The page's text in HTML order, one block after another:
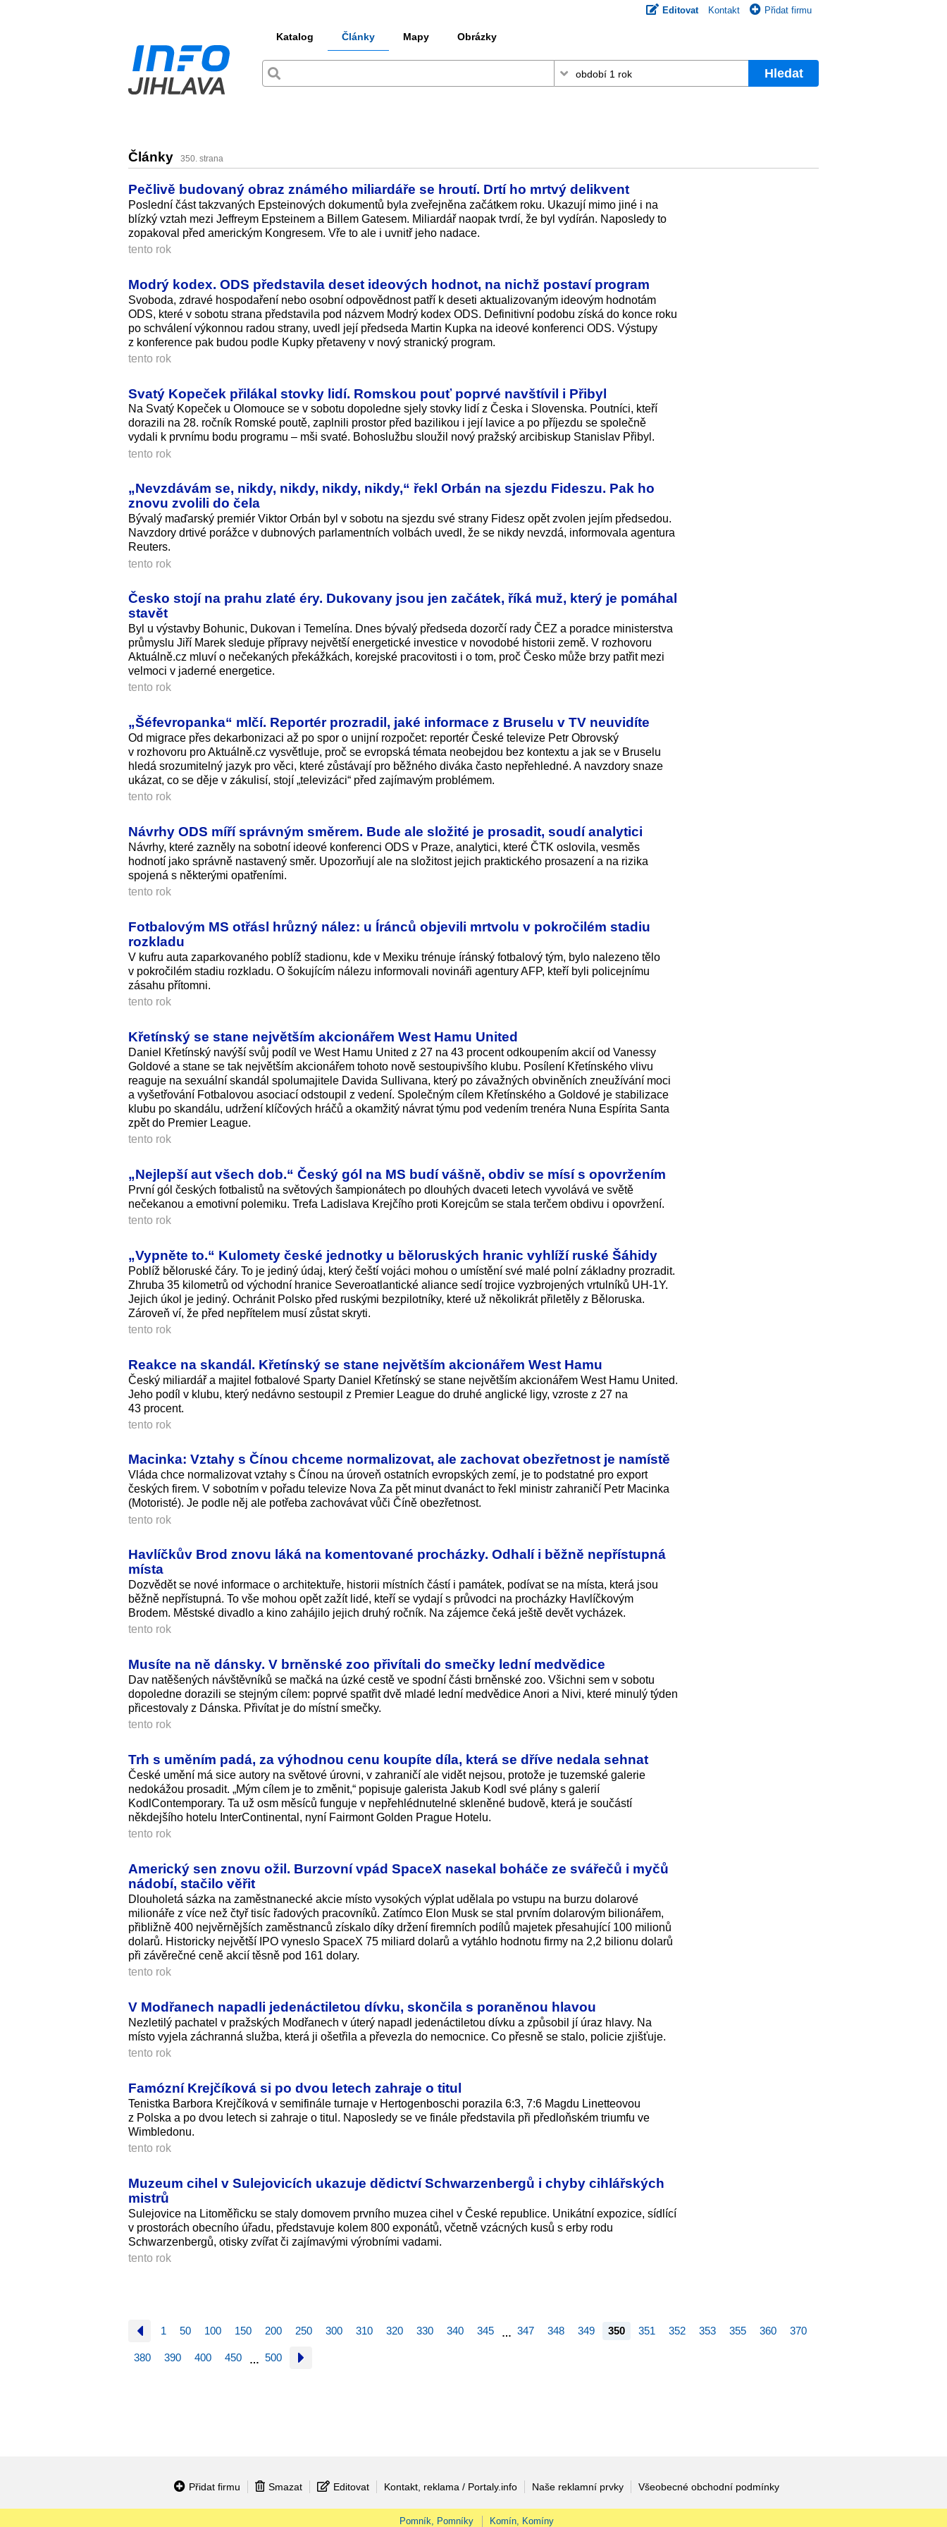
Editovat Kontakt Přidat firmu
Katalog Články Mapy Obrázky
Hledat
Články 350. strana
Pečlivě budovaný obraz známého miliardáře se hroutí. Drtí ho mrtvý delikvent
Poslední část takzvaných Epsteinových dokumentů byla zveřejněna začátkem roku. Ukazují mimo jiné i na
blízký vztah mezi Jeffreym Epsteinem a Billem Gatesem. Miliardář naopak tvrdí, že byl vydírán. Naposledy to
zopakoval před americkým Kongresem. Vře to ale i uvnitř jeho nadace.
tento rok
Modrý kodex. ODS představila deset ideových hodnot, na nichž postaví program
Svoboda, zdravé hospodaření nebo osobní odpovědnost patří k deseti aktualizovaným ideovým hodnotám
ODS, které v sobotu strana představila pod názvem Modrý kodex ODS. Definitivní podobu získá do konce roku
po schválení výkonnou radou strany, uvedl její předseda Martin Kupka na ideové konferenci ODS. Výstupy
z konference pak budou podle Kupky přetaveny v nový stranický program.
tento rok
Svatý Kopeček přilákal stovky lidí. Romskou pouť poprvé navštívil i Přibyl
Na Svatý Kopeček u Olomouce se v sobotu dopoledne sjely stovky lidí z Česka i Slovenska. Poutníci, kteří
dorazili na 28. ročník Romské poutě, zaplnili prostor před bazilikou i její lavice a po příjezdu se společně
vydali k prvnímu bodu programu – mši svaté. Bohoslužbu sloužil nový pražský arcibiskup Stanislav Přibyl.
tento rok
„Nevzdávám se, nikdy, nikdy, nikdy, nikdy,“ řekl Orbán na sjezdu Fideszu. Pak ho
znovu zvolili do čela
Bývalý maďarský premiér Viktor Orbán byl v sobotu na sjezdu své strany Fidesz opět zvolen jejím předsedou.
Navzdory drtivé porážce v dubnových parlamentních volbách uvedl, že se nikdy nevzdá, informovala agentura
Reuters.
tento rok
Česko stojí na prahu zlaté éry. Dukovany jsou jen začátek, říká muž, který je pomáhal
stavět
Byl u výstavby Bohunic, Dukovan i Temelína. Dnes bývalý předseda dozorčí rady ČEZ a poradce ministerstva
průmyslu Jiří Marek sleduje přípravy největší energetické investice v novodobé historii země. V rozhovoru
Aktuálně.cz mluví o nečekaných překážkách, korejské pracovitosti i o tom, proč Česko může brzy patřit mezi
velmoci v jaderné energetice.
tento rok
„Šéfevropanka“ mlčí. Reportér prozradil, jaké informace z Bruselu v TV neuvidíte
Od migrace přes dekarbonizaci až po spor o unijní rozpočet: reportér České televize Petr Obrovský
v rozhovoru pro Aktuálně.cz vysvětluje, proč se evropská témata neobejdou bez kontextu a jak se v Bruselu
hledá srozumitelný jazyk pro věci, které zůstávají pro běžného diváka často nepřehledné. A navzdory snaze
ukázat, co se děje v zákulisí, stojí „televizáci“ před zajímavým problémem.
tento rok
Návrhy ODS míří správným směrem. Bude ale složité je prosadit, soudí analytici
Návrhy, které zazněly na sobotní ideové konferenci ODS v Praze, analytici, které ČTK oslovila, vesměs
hodnotí jako správně nastavený směr. Upozorňují ale na složitost jejich praktického prosazení a na rizika
spojená s některými opatřeními.
tento rok
Fotbalovým MS otřásl hrůzný nález: u Íránců objevili mrtvolu v pokročilém stadiu
rozkladu
V kufru auta zaparkovaného poblíž stadionu, kde v Mexiku trénuje íránský fotbalový tým, bylo nalezeno tělo
v pokročilém stadiu rozkladu. O šokujícím nálezu informovali novináři agentury AFP, kteří byli policejnímu
zásahu přítomni.
tento rok
Křetínský se stane největším akcionářem West Hamu United
Daniel Křetínský navýší svůj podíl ve West Hamu United z 27 na 43 procent odkoupením akcií od Vanessy
Goldové a stane se tak největším akcionářem tohoto nově sestoupivšího klu­bu. Posílení Křetínského vlivu
reaguje na sexuální skandál spolumajitele Davida Sullivana, který po závažných obviněních zneužívání moci
a vyšetřování Fotbalovou asociací odstoupil z vedení. Společným cílem Křetínského a Goldové je stabilizace
klubu po skandálu, udržení klíčových hráčů a okamžitý návrat týmu pod vedením trenéra Nuna Espírita Santa
zpět do Premier League.
tento rok
„Nejlepší aut všech dob.“ Český gól na MS budí vášně, obdiv se mísí s opovržením
První gól českých fotbalistů na světových šampionátech po dlouhých dvaceti letech vyvolává ve světě
nečekanou a emotivní polemiku. Trefa Ladislava Krejčího proti Korejcům se stala terčem obdivu i opovržení.
tento rok
„Vypněte to.“ Kulomety české jednotky u běloruských hranic vyhlíží ruské Šáhidy
Poblíž běloruské čáry. To je jediný údaj, který čeští vojáci mohou o umístění své malé polní základny prozradit.
Zhruba 35 kilometrů od východní hranice Severoatlantické aliance sedí trojice vyzbrojených vrtulníků UH-1Y.
Jejich úkol je jediný. Ochránit Polsko před ruskými bezpilotníky, které už několikrát přiletěly z Běloruska.
Zároveň ví, že před nepřítelem musí zůstat skryti.
tento rok
Reakce na skandál. Křetínský se stane největším akcionářem West Hamu
Český miliardář a majitel fotbalové Sparty Daniel Křetínský se stane největším akcionářem West Hamu United.
Jeho podíl v klubu, který nedávno sestoupil z Premier League do druhé anglické ligy, vzroste z 27 na
43 procent.
tento rok
Macinka: Vztahy s Čínou chceme normalizovat, ale zachovat obezřetnost je namístě
Vláda chce normalizovat vztahy s Čínou na úroveň ostatních evropských zemí, je to podstatné pro export
českých firem. V sobotním v pořadu televize Nova Za pět minut dvanáct to řekl ministr zahraničí Petr Macinka
(Motoristé). Je podle něj ale potřeba zachovávat vůči Číně obezřetnost.
tento rok
Havlíčkův Brod znovu láká na komentované procházky. Odhalí i běžně nepřístupná
místa
Dozvědět se nové informace o architektuře, historii místních částí i památek, podívat se na místa, která jsou
běžně nepřístupná. To vše mohou opět zažít lidé, kteří se vydají s průvodci na procházky Havlíčkovým
Brodem. Městské divadlo a kino zahájilo jejich druhý ročník. Na zájemce čeká ještě devět vycházek.
tento rok
Musíte na ně dánsky. V brněnské zoo přivítali do smečky lední medvědice
Dav natěšených návštěvníků se mačká na úzké cestě ve spodní části brněnské zoo. Všichni sem v sobotu
dopoledne dorazili se stejným cílem: poprvé spatřit dvě mladé lední medvědice Anori a Nivi, které minulý týden
přicestovaly z Dánska. Přivítat je do místní smečky.
tento rok
Trh s uměním padá, za výhodnou cenu koupíte díla, která se dříve nedala sehnat
České umění má sice autory na světové úrovni, v zahraničí ale vidět nejsou, protože je tuzemské galerie
nedokážou prosadit. „Mým cílem je to změnit,“ popisuje galerista Jakub Kodl své plány s galerií
KodlContemporary. Ta už osm měsíců funguje v nepřehlédnutelné skleněné budově, která je součástí
někdejšího hotelu InterContinental, nyní Fairmont Golden Prague Hotelu.
tento rok
Americký sen znovu ožil. Burzovní vpád SpaceX nasekal boháče ze svářečů i myčů
nádobí, stačilo věřit
Dlouholetá sázka na zaměstnanecké akcie místo vysokých výplat udělala po vstupu na burzu dolarové
milionáře z více než čtyř tisíc řadových pracovníků. Zatímco Elon Musk se stal prvním dolarovým bilionářem,
přibližně 400 nejvěrnějších zaměstnanců získalo díky držení firemních podílů majetek přesahující 100 milionů
dolarů. Historicky největší IPO vyneslo SpaceX 75 miliard dolarů a vytáhlo hodnotu firmy na 2,2 bilionu dolarů
při závěrečné ceně akcií těsně pod 161 dolary.
tento rok
V Modřanech napadli jedenáctiletou dívku, skončila s poraněnou hlavou
Nezletilý pachatel v pražských Modřanech v úterý napadl jedenáctiletou dívku a způsobil jí úraz hlavy. Na
místo vyjela záchranná služba, která ji ošetřila a převezla do nemocnice. Co přesně se stalo, policie zjišťuje.
tento rok
Famózní Krejčíková si po dvou letech zahraje o titul
Tenistka Barbora Krejčíková v semifinále turnaje v Hertogenboschi porazila 6:3, 7:6 Magdu Linetteovou
z Polska a po dvou letech si zahraje o titul. Naposledy se ve finále představila při předloňském triumfu ve
Wimbledonu.
tento rok
Muzeum cihel v Sulejovicích ukazuje dědictví Schwarzenbergů i chyby cihlářských
mistrů
Sulejovice na Litoměřicku se staly domovem prvního muzea cihel v České republice. Unikátní expozice, sídlící
v prostorách obecního úřadu, představuje kolem 800 exponátů, včetně vzácných kusů s erby rodu
Schwarzenbergů, otisky zvířat či zajímavými výrobními vadami.
tento rok
1 50 100 150 200 250 300 310 320 330 340 345 … 347 348 349 350 351 352 353 355 360 370
380 390 400 450 … 500
Přidat firmu Smazat Editovat Kontakt, reklama / Portaly.info Naše reklamní prvky Všeobecné obchodní podmínky
Pomník, Pomníky Komín, Komíny